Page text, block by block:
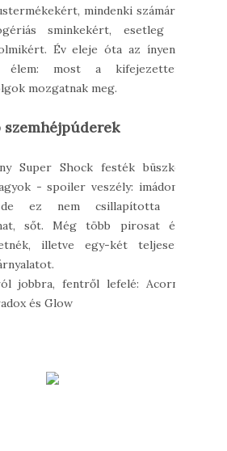
mindenki számára
sminkekért, esetleg a
Év eleje óta az ínyenc
élem: most a kifejezetten
mozgatnak meg.
Super Shock festék büszke
- spoiler veszély: imádom
ez nem csillapította a
sőt. Még több pirosat és
illetve egy-két teljesen
jobbra, fentről lefelé: Acorn,
és Glow